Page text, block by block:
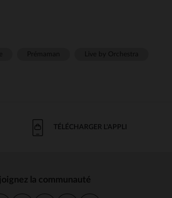
TÉLÉCHARGER L'APPLI
la communauté